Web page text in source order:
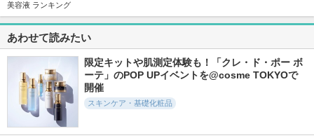
5.0
364件
保湿クレンジング
肌をうるおす保湿スキ
保湿乳液
セラム シールド
美容液 ランキング
あわせて読みたい
限定キットや肌測定体験も！「クレ・ド・ポー ボ
ーテ」のPOP UPイベントを@cosme TOKYOで
開催
スキンケア・基礎化粧品